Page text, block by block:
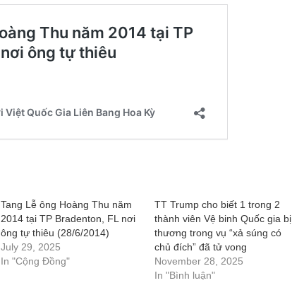
Tang Lễ ông Hoàng Thu năm
2014 tại TP Bradenton, FL nơi
ông tự thiêu (28/6/2014)
July 29, 2025
In "Cộng Đồng"
TT Trump cho biết 1 trong 2
thành viên Vệ binh Quốc gia bị
thương trong vụ “xả súng có
chủ đích” đã tử vong
November 28, 2025
In "Bình luận"